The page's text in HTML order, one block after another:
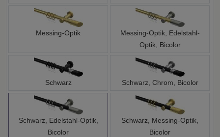
Messing-Optik
Messing-Optik, Edelstahl-
Optik, Bicolor
Schwarz Schwarz, Chrom, Bicolor
Schwarz, Edelstahl-Optik,
Bicolor
Schwarz, Messing-Optik,
Bicolor